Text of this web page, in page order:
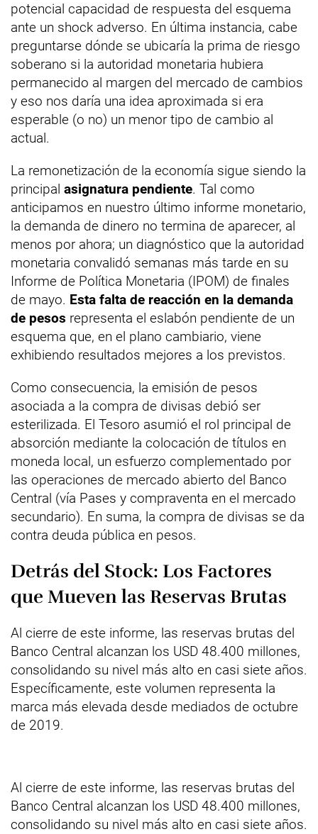
potencial capacidad de respuesta del esquema
ante un shock adverso. En última instancia, cabe
preguntarse dónde se ubicaría la prima de riesgo
soberano si la autoridad monetaria hubiera
permanecido al margen del mercado de cambios
y eso nos daría una idea aproximada si era
esperable (o no) un menor tipo de cambio al
actual.
La remonetización de la economía sigue siendo la
principal asignatura pendiente. Tal como
anticipamos en nuestro último informe monetario,
la demanda de dinero no termina de aparecer, al
menos por ahora; un diagnóstico que la autoridad
monetaria convalidó semanas más tarde en su
Informe de Política Monetaria (IPOM) de finales
de mayo. Esta falta de reacción en la demanda
de pesos representa el eslabón pendiente de un
esquema que, en el plano cambiario, viene
exhibiendo resultados mejores a los previstos.
Como consecuencia, la emisión de pesos
asociada a la compra de divisas debió ser
esterilizada. El Tesoro asumió el rol principal de
absorción mediante la colocación de títulos en
moneda local, un esfuerzo complementado por
las operaciones de mercado abierto del Banco
Central (vía Pases y compraventa en el mercado
secundario). En suma, la compra de divisas se da
contra deuda pública en pesos.
Detrás del Stock: Los Factores
que Mueven las Reservas Brutas
Al cierre de este informe, las reservas brutas del
Banco Central alcanzan los USD 48.400 millones,
consolidando su nivel más alto en casi siete años.
Específicamente, este volumen representa la
marca más elevada desde mediados de octubre
de 2019.
Al cierre de este informe, las reservas brutas del
Banco Central alcanzan los USD 48.400 millones,
consolidando su nivel más alto en casi siete años.